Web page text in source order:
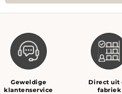
Geweldige
klantenservice
Direct uit
fabriek